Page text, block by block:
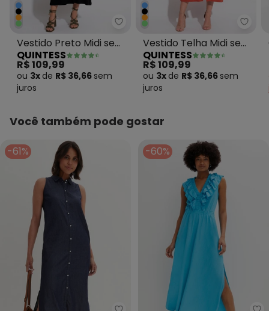
Quintess - Vestido Preto Midi
Vestido Preto Midi sem
Mangas com Botões
QUINTESS
R$ 109,99
ou 3x de R$ 36,66 sem
juros
Vestido Telha Midi sem
Mangas com Botões
QUINTESS
R$ 109,99
ou 3x de R$ 36,66 sem
juros
Você também pode gostar
-61% -60%